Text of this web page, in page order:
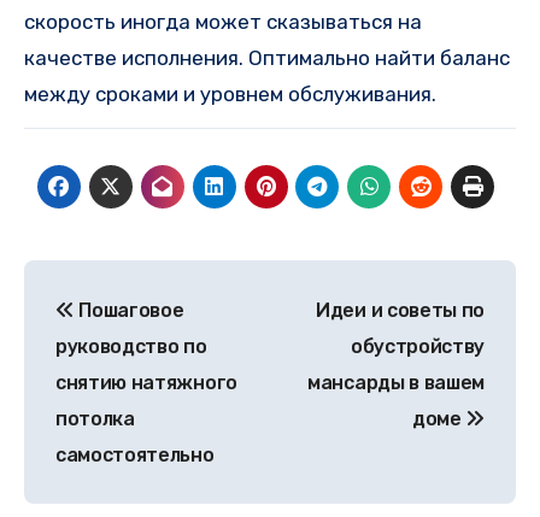
скорость иногда может сказываться на
качестве исполнения. Оптимально найти баланс
между сроками и уровнем обслуживания.
по
записям
Пошаговое
руководство по
снятию натяжного
потолка
самостоятельно
Идеи и советы по
обустройству
мансарды в вашем
доме